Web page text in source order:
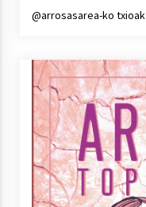
@arrosasarea-ko txioak